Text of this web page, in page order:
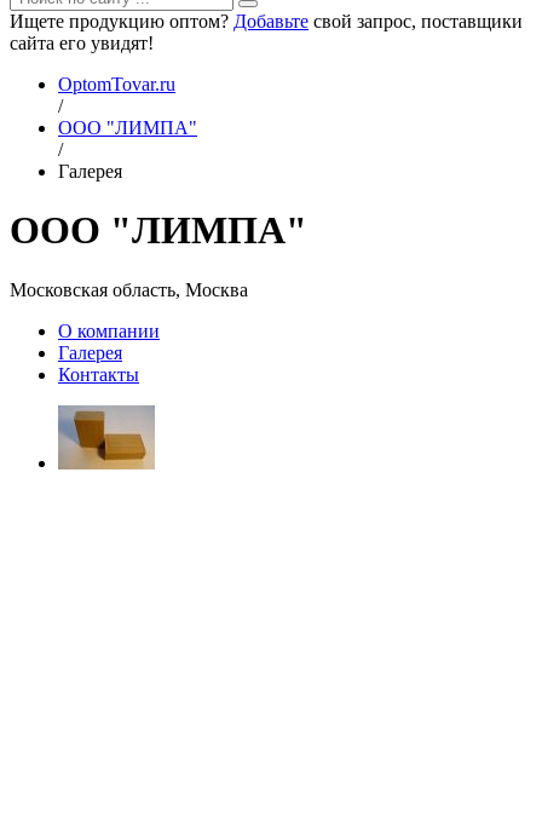
Ищете продукцию оптом? Добавьте свой запрос, поставщики
сайта его увидят!
OptomTovar.ru
/
OOO "ЛИМПА"
/
Галерея
OOO "ЛИМПА"
Московская область, Москва
О компании
Галерея
Контакты